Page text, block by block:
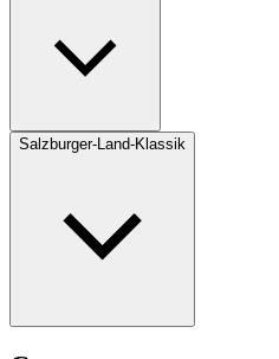
Salzburger-Land-Klassik